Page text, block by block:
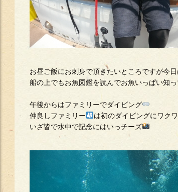
お昼ご飯にお刺身で頂きたいところですが今
船の上でもお魚図鑑を読んでお魚いっぱい知っ
午後からはファミリーでダイビング
仲良しファミリー
は初のダイビングにワク
いざ皆で水中で記念にはいっチーズ